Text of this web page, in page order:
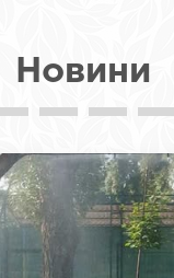
Новини